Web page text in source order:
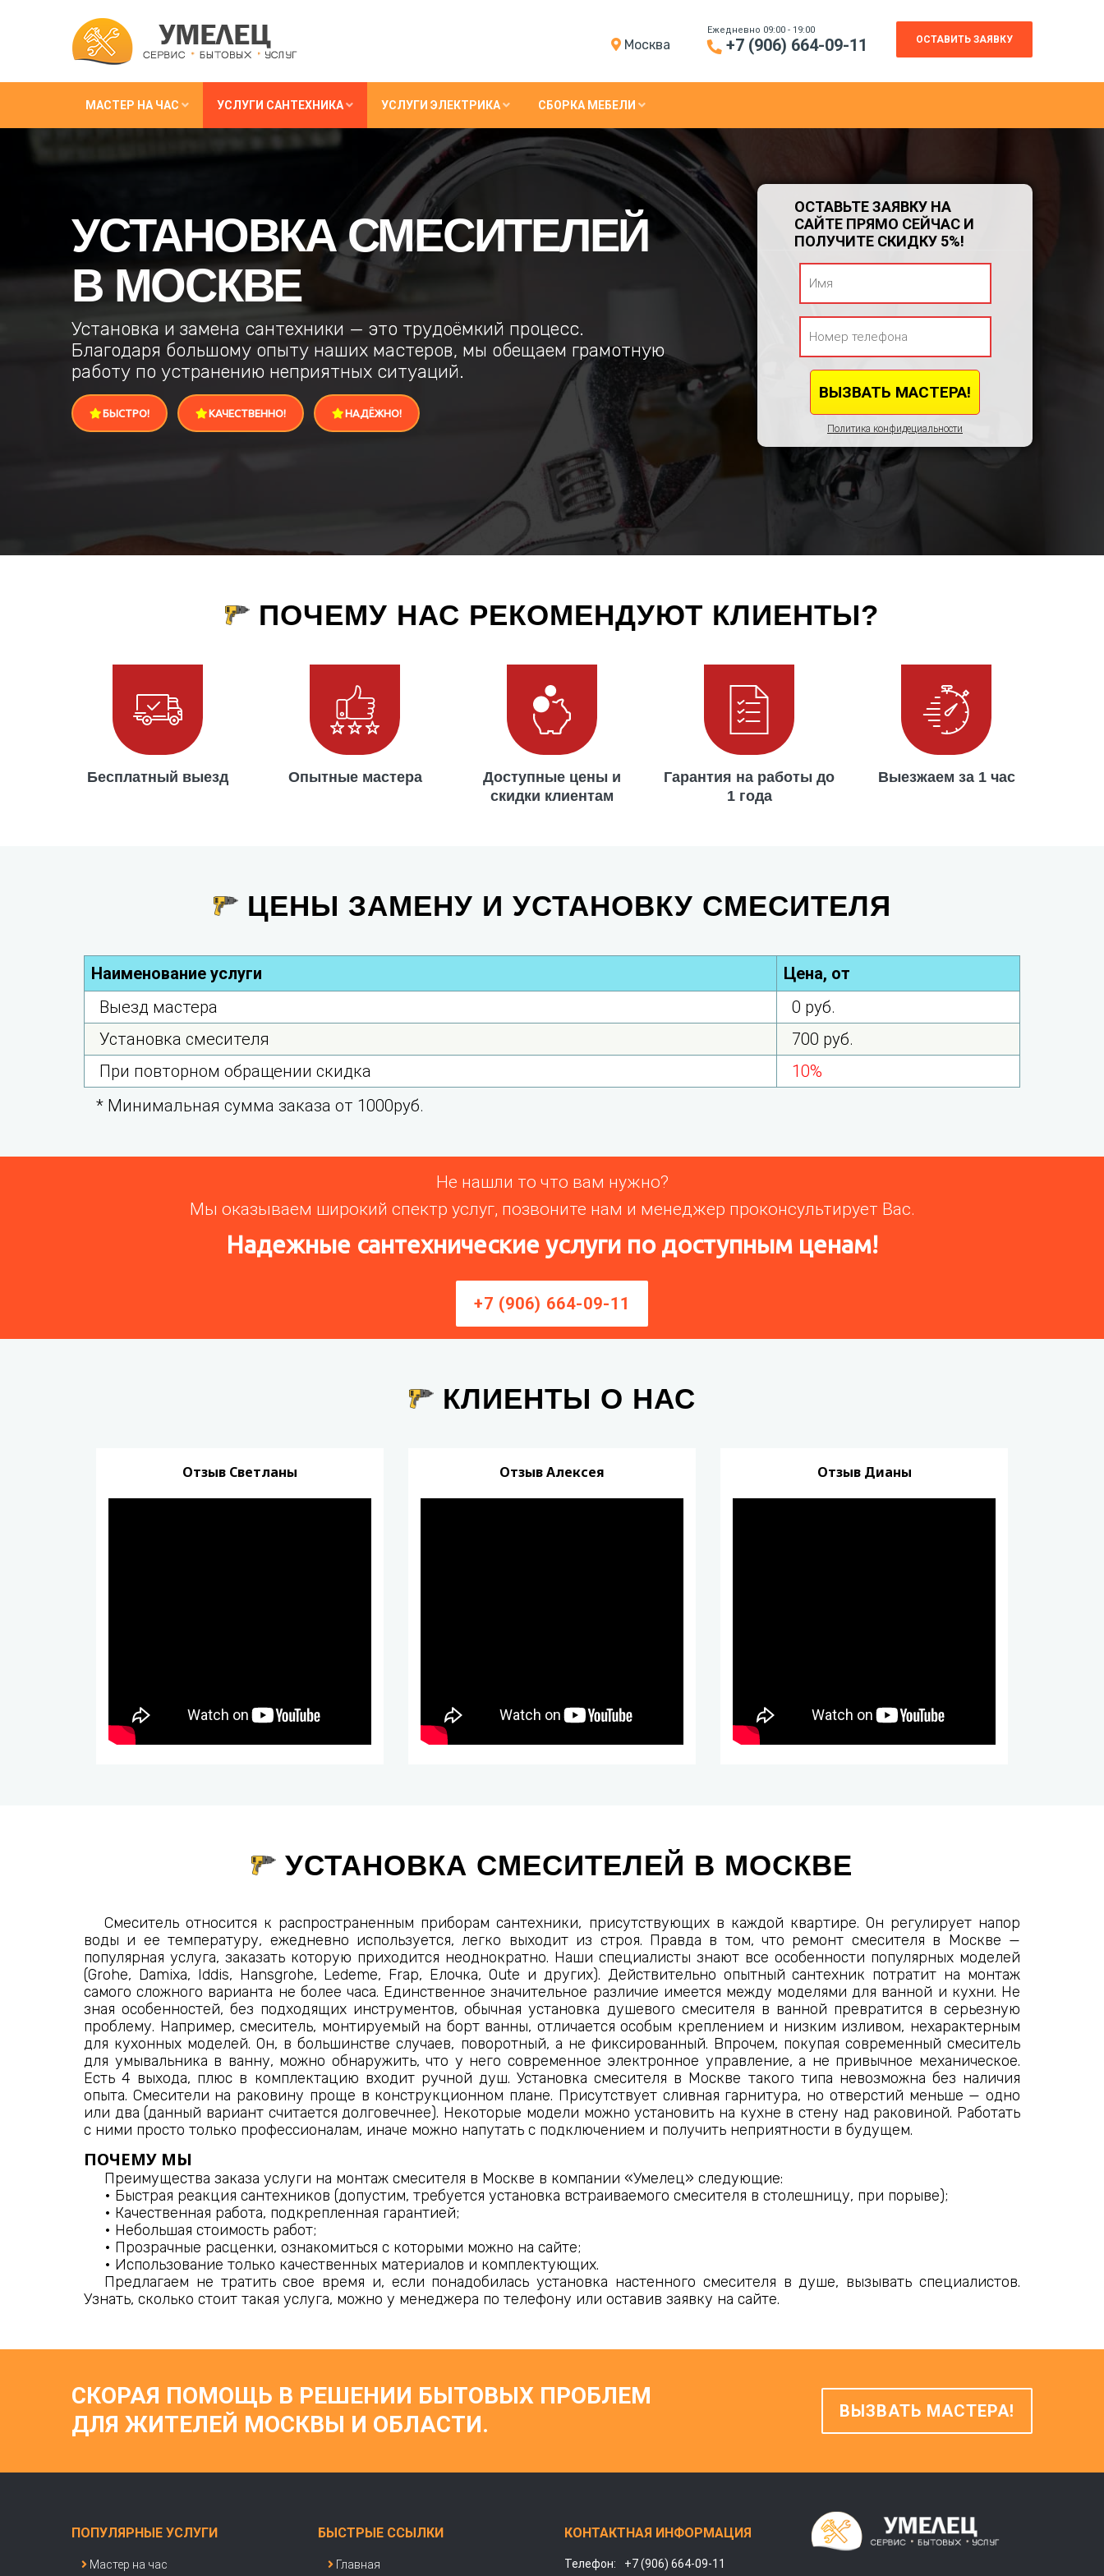
Моcква
Ежедневно 09:00 - 19:00
+7 (906) 664-09-11 ОСТАВИТЬ ЗАЯВКУ
МАСТЕР НА ЧАС УСЛУГИ САНТЕХНИКА УСЛУГИ ЭЛЕКТРИКА СБОРКА МЕБЕЛИ
УСТАНОВКА СМЕСИТЕЛЕЙ
В МОСКВЕ
Установка и замена сантехники — это трудоёмкий процесс.
Благодаря большому опыту наших мастеров, мы обещаем грамотную
работу по устранению неприятных ситуаций.
БЫСТРО! КАЧЕСТВЕННО! НАДЁЖНО!
ОСТАВЬТЕ ЗАЯВКУ НА
САЙТЕ ПРЯМО СЕЙЧАС И
ПОЛУЧИТЕ СКИДКУ 5%!
Политика конфидециальности
ПОЧЕМУ НАС РЕКОМЕНДУЮТ КЛИЕНТЫ?
Бесплатный выезд Опытные мастера
Доступные цены и
скидки клиентам
Гарантия на работы до
1 года
Выезжаем за 1 час
ЦЕНЫ ЗАМЕНУ И УСТАНОВКУ СМЕСИТЕЛЯ
Наименование услуги
Цена, от
Выезд мастера
0 руб.
Установка смесителя
700 руб.
При повторном обращении скидка
10%
* Минимальная сумма заказа от 1000руб.
Не нашли то что вам нужно?
Мы оказываем широкий спектр услуг, позвоните нам и менеджер проконсультирует Вас.
Надежные сантехнические услуги по доступным ценам!
+7 (906) 664-09-11
КЛИЕНТЫ О НАС
Отзыв Светланы Отзыв Алексея Отзыв Дианы
УСТАНОВКА СМЕСИТЕЛЕЙ В МОСКВЕ
Смеситель относится к распространенным приборам сантехники, присутствующих в каждой квартире. Он регулирует напор
воды и ее температуру, ежедневно используется, легко выходит из строя. Правда в том, что ремонт смесителя в Москве —
популярная услуга, заказать которую приходится неоднократно. Наши специалисты знают все особенности популярных моделей
(Grohe, Damixa, Iddis, Hansgrohe, Ledeme, Frap, Елочка, Oute и других). Действительно опытный сантехник потратит на монтаж
самого сложного варианта не более часа. Единственное значительное различие имеется между моделями для ванной и кухни. Не
зная особенностей, без подходящих инструментов, обычная установка душевого смесителя в ванной превратится в серьезную
проблему. Например, смеситель, монтируемый на борт ванны, отличается особым креплением и низким изливом, нехарактерным
для кухонных моделей. Он, в большинстве случаев, поворотный, а не фиксированный. Впрочем, покупая современный смеситель
для умывальника в ванну, можно обнаружить, что у него современное электронное управление, а не привычное механическое.
Есть 4 выхода, плюс в комплектацию входит ручной душ. Установка смесителя в Москве такого типа невозможна без наличия
опыта. Смесители на раковину проще в конструкционном плане. Присутствует сливная гарнитура, но отверстий меньше — одно
или два (данный вариант считается долговечнее). Некоторые модели можно установить на кухне в стену над раковиной. Работать
с ними просто только профессионалам, иначе можно напутать с подключением и получить неприятности в будущем.
ПОЧЕМУ МЫ
Преимущества заказа услуги на монтаж смесителя в Москве в компании «Умелец» следующие:
• Быстрая реакция сантехников (допустим, требуется установка встраиваемого смесителя в столешницу, при порыве);
• Качественная работа, подкрепленная гарантией;
• Небольшая стоимость работ;
• Прозрачные расценки, ознакомиться с которыми можно на сайте;
• Использование только качественных материалов и комплектующих.
Предлагаем не тратить свое время и, если понадобилась установка настенного смесителя в душе, вызывать специалистов.
Узнать, сколько стоит такая услуга, можно у менеджера по телефону или оставив заявку на сайте.
СКОРАЯ ПОМОЩЬ В РЕШЕНИИ БЫТОВЫХ ПРОБЛЕМ
ДЛЯ ЖИТЕЛЕЙ МОСКВЫ И ОБЛАСТИ.
ВЫЗВАТЬ МАСТЕРА!
ПОПУЛЯРНЫЕ УСЛУГИ
Мастер на час
БЫСТРЫЕ ССЫЛКИ
Главная
КОНТАКТНАЯ ИНФОРМАЦИЯ
Телефон:
+7 (906) 664-09-11